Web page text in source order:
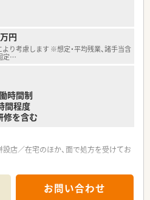
ジしやすい企業風土が根付いていま
度を最大限に活用し、調剤未経験から
剤師へと着実に成長している方がいま
度を利用して趣味や旅行を楽しみ、仕
せて活き活きと働く方が多数いま
わたる処方箋に触れながら、専門性を
円
より考慮します ※想定・平均残業、諸手当含
定…
時間制
間程度
を含む
店／在宅のほか、面で処方を受けてお
り、ランチタイムはお仕事後のお買い
お問い合わせ